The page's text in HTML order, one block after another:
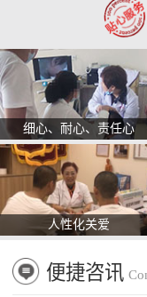
细心、耐心、责任心
人性化关爱
便捷咨讯